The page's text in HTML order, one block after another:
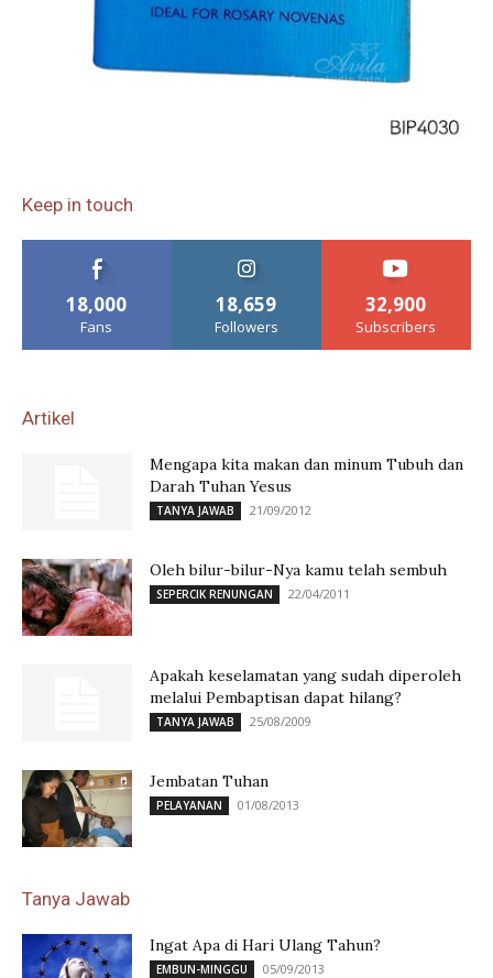
Keep in touch
18,000
Fans
18,659
Followers
32,900
Subscribers
Artikel
Mengapa kita makan dan minum Tubuh dan
Darah Tuhan Yesus
TANYA JAWAB 21/09/2012
Oleh bilur-bilur-Nya kamu telah sembuh
SEPERCIK RENUNGAN 22/04/2011
Apakah keselamatan yang sudah diperoleh
melalui Pembaptisan dapat hilang?
TANYA JAWAB 25/08/2009
Jembatan Tuhan
PELAYANAN 01/08/2013
Tanya Jawab
Ingat Apa di Hari Ulang Tahun?
EMBUN-MINGGU 05/09/2013